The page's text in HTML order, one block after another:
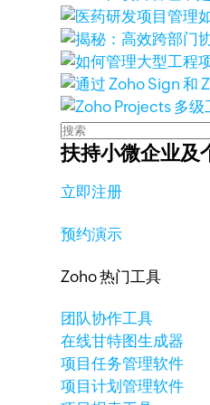
扶持小微企业及
立即注册
预约演示
Zoho 热门工具
团队协作工具
在线甘特图生成器
项目任务管理软件
项目计划管理软件